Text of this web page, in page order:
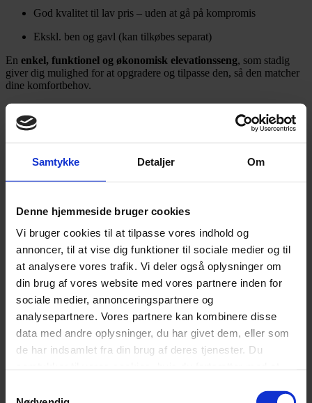
Samtykke Detaljer Om
Denne hjemmeside bruger cookies
Vi bruger cookies til at tilpasse vores indhold og
annoncer, til at vise dig funktioner til sociale medier og til
at analysere vores trafik. Vi deler også oplysninger om
din brug af vores website med vores partnere inden for
sociale medier, annonceringspartnere og
analysepartnere. Vores partnere kan kombinere disse
data med andre oplysninger, du har givet dem, eller som
de har indsamlet fra din brug af deres tjenester. Du
God kvalitet til lav pris – uden at gå på kompromis
Ekskl. ben og gavl (kan tilkøbes separat)
En enkel, funktionel og økonomisk elevationsseng, som stadig
giver dig mulighed for at opgradere og tilpasse den, så den matcher
dine komfortbehov.
Produktdetaljer
Anthracite
,
Blå
Lysegrå
,